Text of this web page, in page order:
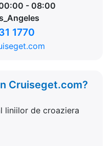
- 08:00
1770
Cruiseget.com?
liniilor de croaziera